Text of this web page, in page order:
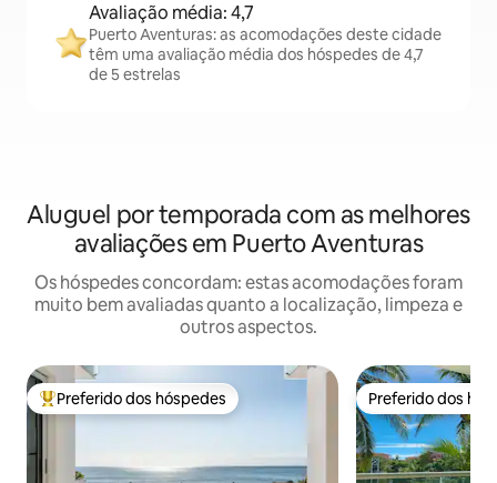
Avaliação média: 4,7
Puerto Aventuras: as acomodações deste cidade
têm uma avaliação média dos hóspedes de 4,7
de 5 estrelas
Aluguel por temporada com as melhores
avaliações em Puerto Aventuras
Os hóspedes concordam: estas acomodações foram
muito bem avaliadas quanto a localização, limpeza e
outros aspectos.
Entre os melhores preferidos dos hóspedes
Preferido dos hóspedes Preferido dos
Preferido dos